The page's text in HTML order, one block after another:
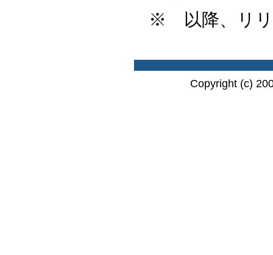
※ 以降、リリ
Copyright (c)